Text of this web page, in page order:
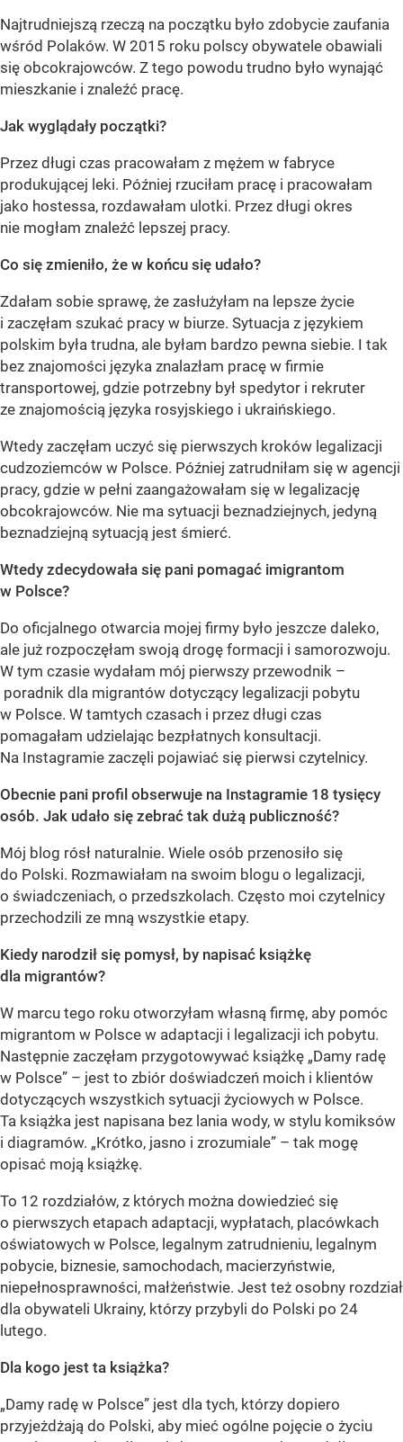
Najtrudniejszą rzeczą na początku było zdobycie zaufania
wśród Polaków. W 2015 roku polscy obywatele obawiali
się obcokrajowców. Z tego powodu trudno było wynająć
mieszkanie i znaleźć pracę.
Jak wyglądały początki?
Przez długi czas pracowałam z mężem w fabryce
produkującej leki. Później rzuciłam pracę i pracowałam
jako hostessa, rozdawałam ulotki. Przez długi okres
nie mogłam znaleźć lepszej pracy.
Co się zmieniło, że w końcu się udało?
Zdałam sobie sprawę, że zasłużyłam na lepsze życie
i zaczęłam szukać pracy w biurze. Sytuacja z językiem
polskim była trudna, ale byłam bardzo pewna siebie. I tak
bez znajomości języka znalazłam pracę w firmie
transportowej, gdzie potrzebny był spedytor i rekruter
ze znajomością języka rosyjskiego i ukraińskiego.
Wtedy zaczęłam uczyć się pierwszych kroków legalizacji
cudzoziemców w Polsce. Później zatrudniłam się w agencji
pracy, gdzie w pełni zaangażowałam się w legalizację
obcokrajowców. Nie ma sytuacji beznadziejnych, jedyną
beznadziejną sytuacją jest śmierć.
Wtedy zdecydowała się pani pomagać imigrantom
w Polsce?
Do oficjalnego otwarcia mojej firmy było jeszcze daleko,
ale już rozpoczęłam swoją drogę formacji i samorozwoju.
W tym czasie wydałam mój pierwszy przewodnik –
poradnik dla migrantów dotyczący legalizacji pobytu
w Polsce. W tamtych czasach i przez długi czas
pomagałam udzielając bezpłatnych konsultacji.
Na Instagramie zaczęli pojawiać się pierwsi czytelnicy.
Obecnie pani profil obserwuje na Instagramie 18 tysięcy
osób. Jak udało się zebrać tak dużą publiczność?
Mój blog rósł naturalnie. Wiele osób przenosiło się
do Polski. Rozmawiałam na swoim blogu o legalizacji,
o świadczeniach, o przedszkolach. Często moi czytelnicy
przechodzili ze mną wszystkie etapy.
Kiedy narodził się pomysł, by napisać książkę
dla migrantów?
W marcu tego roku otworzyłam własną firmę, aby pomóc
migrantom w Polsce w adaptacji i legalizacji ich pobytu.
Następnie zaczęłam przygotowywać książkę „Damy radę
w Polsce” – jest to zbiór doświadczeń moich i klientów
dotyczących wszystkich sytuacji życiowych w Polsce.
Ta książka jest napisana bez lania wody, w stylu komiksów
i diagramów. „Krótko, jasno i zrozumiale” – tak mogę
opisać moją książkę.
To 12 rozdziałów, z których można dowiedzieć się
o pierwszych etapach adaptacji, wypłatach, placówkach
oświatowych w Polsce, legalnym zatrudnieniu, legalnym
pobycie, biznesie, samochodach, macierzyństwie,
niepełnosprawności, małżeństwie. Jest też osobny rozdział
dla obywateli Ukrainy, którzy przybyli do Polski po 24
lutego.
Dla kogo jest ta książka?
„Damy radę w Polsce” jest dla tych, którzy dopiero
przyjeżdżają do Polski, aby mieć ogólne pojęcie o życiu